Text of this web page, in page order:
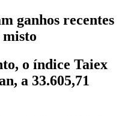
ganhos recentes
o índice Taiex
a 33.605,71